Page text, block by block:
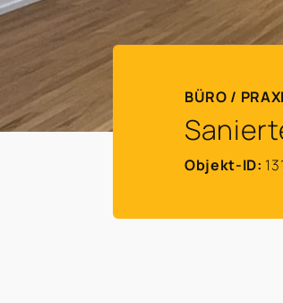
BÜRO /
Objekt-ID: